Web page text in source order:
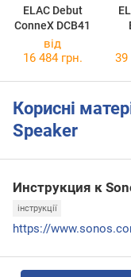
ELAC Debut
ConneX DCB41
від
16 484 грн.
39
Корисні
Speaker
Инструкция к
інструкції